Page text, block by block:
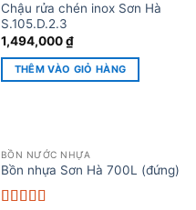
Chậu rửa chén inox Sơn Hà
S.105.D.2.3
1,494,000₫
THÊM VÀO GIỎ HÀNG
BỒN NƯỚC NHỰA
Bồn nhựa Sơn Hà 700L (đứng)